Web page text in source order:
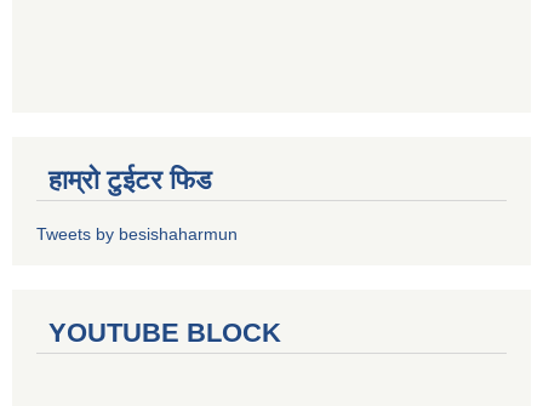
हाम्रो टुईटर फिड
Tweets by besishaharmun
YOUTUBE BLOCK